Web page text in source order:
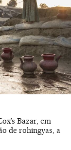
Bazar, em
de rohingyas, a